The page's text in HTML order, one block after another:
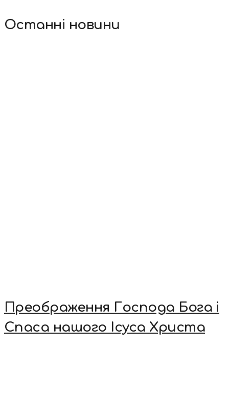
Останні новини
Преображення Господа Бога і
Спаса нашого Ісуса Христа